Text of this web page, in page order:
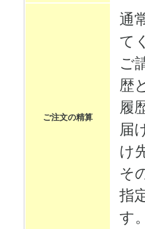
ご注文の精算
通
て
ご
歴
履
届
け
そ
指
す